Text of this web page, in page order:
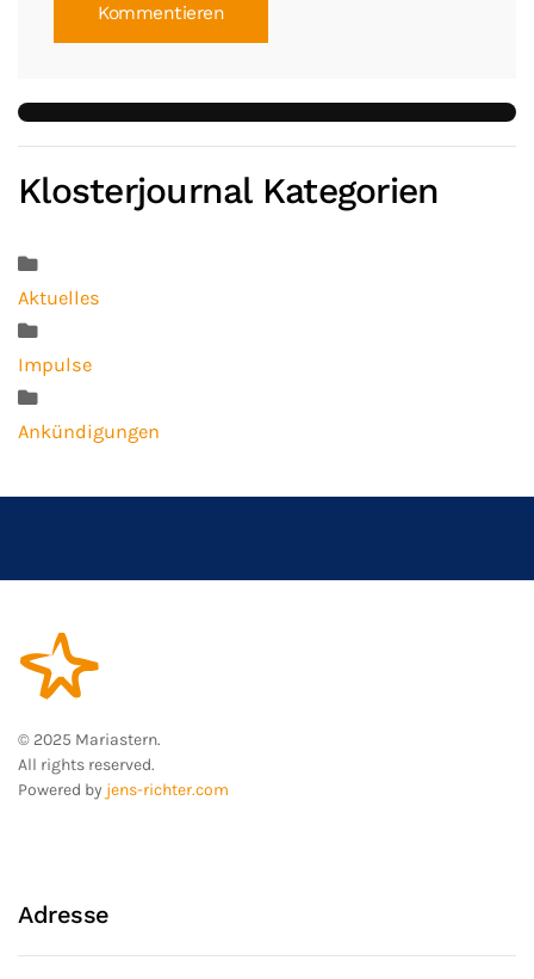
Kommentieren
Klosterjournal Kategorien
Aktuelles
Impulse
Ankündigungen
© 2025 Mariastern.
All rights reserved.
Powered by jens-richter.com
Adresse